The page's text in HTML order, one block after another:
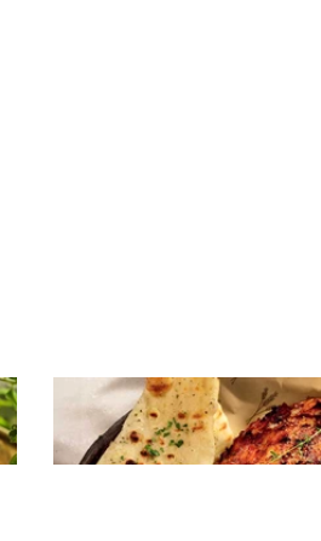
Spare ribs που
ΚΡΕΑΣ